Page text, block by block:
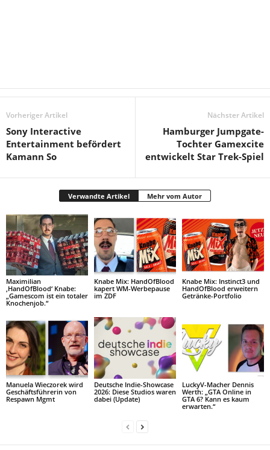
Vorheriger Artikel
Sony Interactive
Entertainment befördert
Kamann So
Nächster Artikel
Hamburger Jumpgate-
Tochter Gamexcite
entwickelt Star Trek-Spiel
Verwandte Artikel Mehr vom Autor
Maximilian
‚HandOfBlood‘ Knabe:
„Gamescom ist ein totaler
Knochenjob.“
Knabe Mix: HandOfBlood
kapert WM-Werbepause
im ZDF
Knabe Mix: Instinct3 und
HandOfBlood erweitern
Getränke-Portfolio
Manuela Wieczorek wird
Geschäftsführerin von
Respawn Mgmt
Deutsche Indie-Showcase
2026: Diese Studios waren
dabei (Update)
LuckyV-Macher Dennis
Werth: „GTA Online in
GTA 6? Kann es kaum
erwarten.“